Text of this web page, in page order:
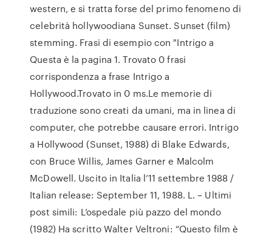
western, e si tratta forse del primo fenomeno di
celebrità hollywoodiana Sunset. Sunset (film)
stemming. Frasi di esempio con "Intrigo a
Questa è la pagina 1. Trovato 0 frasi
corrispondenza a frase Intrigo a
Hollywood.Trovato in 0 ms.Le memorie di
traduzione sono creati da umani, ma in linea di
computer, che potrebbe causare errori. Intrigo
a Hollywood (Sunset, 1988) di Blake Edwards,
con Bruce Willis, James Garner e Malcolm
McDowell. Uscito in Italia l’11 settembre 1988 /
Italian release: September 11, 1988. L. – Ultimi
post simili: L’ospedale più pazzo del mondo
(1982) Ha scritto Walter Veltroni: “Questo film è